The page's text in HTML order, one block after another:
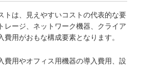
トは、見えやすいコストの代表的な要
レージ、ネットワーク機器、クライア
用がおもな構成要素となります。
費用やオフィス用機器の導入費用、設